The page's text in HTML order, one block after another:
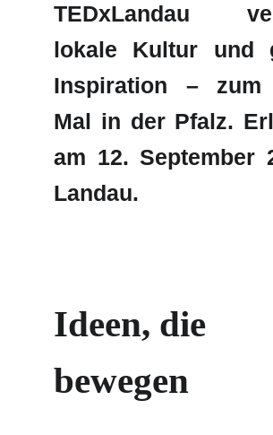
TEDxLandau
lokale Kultur und
Inspiration – zum
Mal in der Pfalz.
am 12. September
Landau.
Ideen, die
bewegen